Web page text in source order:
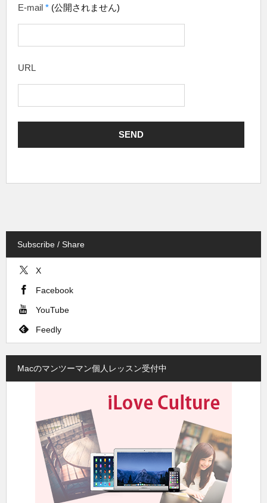
E-mail * (公開されません)
URL
Subscribe / Share
X
Facebook
YouTube
Feedly
Macのマンツーマン個人レッスン受付中